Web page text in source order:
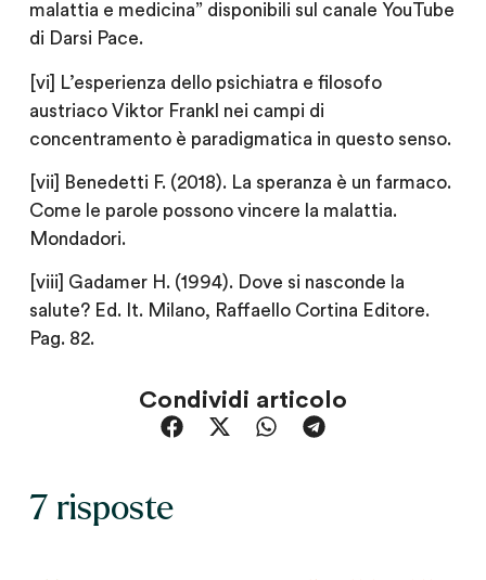
malattia e medicina” disponibili sul canale YouTube
di Darsi Pace.
[vi] L’esperienza dello psichiatra e filosofo
austriaco Viktor Frankl nei campi di
concentramento è paradigmatica in questo senso.
[vii] Benedetti F. (2018). La speranza è un farmaco.
Come le parole possono vincere la malattia.
Mondadori.
[viii] Gadamer H. (1994). Dove si nasconde la
salute? Ed. It. Milano, Raffaello Cortina Editore.
Pag. 82.
Condividi articolo
7 risposte